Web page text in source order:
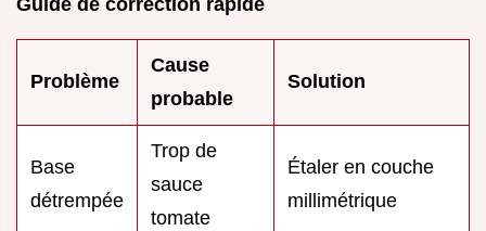
Guide de correction rapide
Problème
Cause
probable
Solution
Base
détrempée
Trop de
sauce
tomate
Étaler en couche
millimétrique